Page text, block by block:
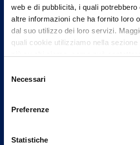
web e di pubblicità, i quali
altre informazioni che ha fornito loro
dal suo utilizzo dei loro servizi.
quali cookie utilizziamo nella
può trovare nel footer del sito nella
delNecessari
Preferenze
Statistiche
Contattaci